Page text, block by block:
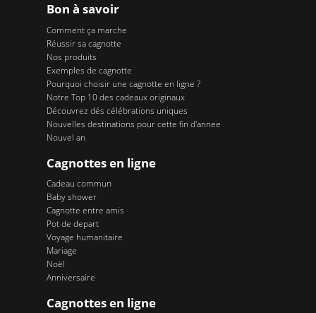
Bon à savoir
Comment ça marche
Réussir sa cagnotte
Nos produits
Exemples de cagnotte
Pourquoi choisir une cagnotte en ligne ?
Notre Top 10 des cadeaux originaux
Découvrez dés célébrations uniques
Nouvelles destinations pour cette fin d'annee
Nouvel an
Cagnottes en ligne
Cadeau commun
Baby shower
Cagnotte entre amis
Pot de depart
Voyage humanitaire
Mariage
Noël
Anniversaire
Cagnottes en ligne